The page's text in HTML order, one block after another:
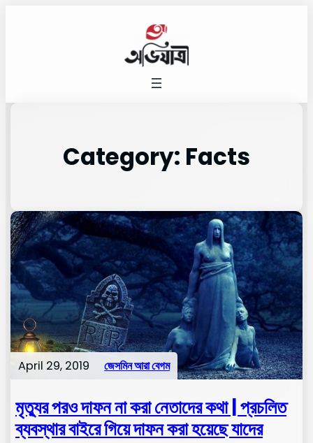
Category: Facts
April 29, 2019 জেসমিন আরা বেগম
মৃত্যুর পরও দাফন না করা নেতাদের কথা | প্রচলিত
ব্যবস্থার বাইরে গিয়ে দাফন করা হয়েছে যাদের